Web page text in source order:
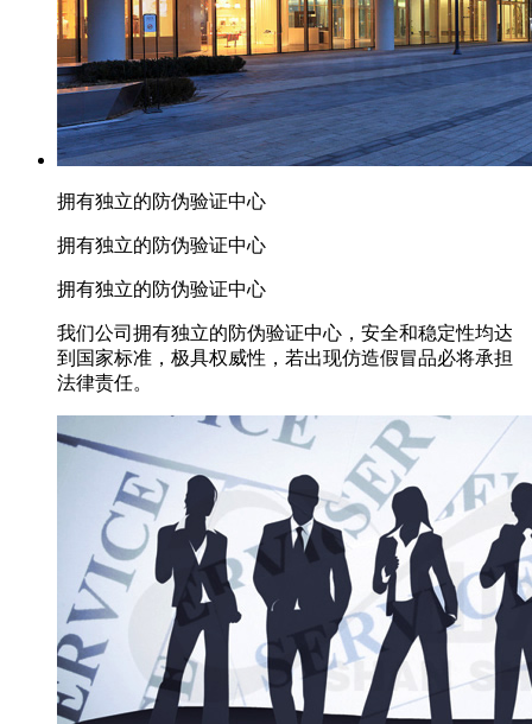
拥有独立的防伪验证中心
拥有独立的防伪验证中心
拥有独立的防伪验证中心
我们公司拥有独立的防伪验证中心，安全和稳定性均达
到国家标准，极具权威性，若出现仿造假冒品必将承担
法律责任。